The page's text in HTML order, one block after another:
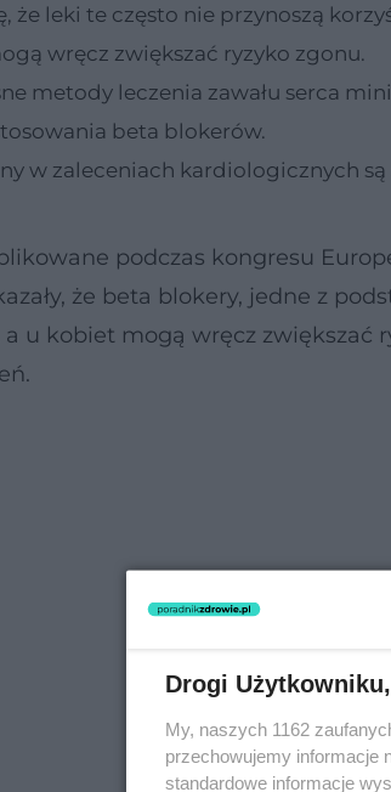
że leki te często nie przynoszą
wręcz zwiększać ryzyko zgonu.
metody leczenia zawału serca
beta blokerów.
w zaleceniach kardiologicznych
podczas kongresu
że beta blokery, jedne z
a u kobiet mogą wręcz zwiększać
Drogi Użytkowniku,
My, naszych 1162
przechowujemy informacje
standardowe informacje